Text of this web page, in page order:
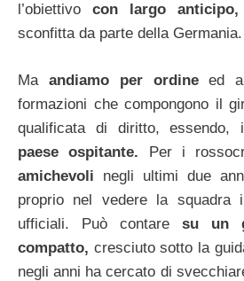
l’obiettivo con largo
sconfitta da parte della Germania.
Ma andiamo per ordineed
formazioni che compongono il
qualificata di diritto, essendo,
paese ospitante. Per i
amichevoli negli ultimi due
proprio nel vedere la squadra
ufficiali. Può contare su un
compatto, cresciuto sotto la
negli anni ha cercato di